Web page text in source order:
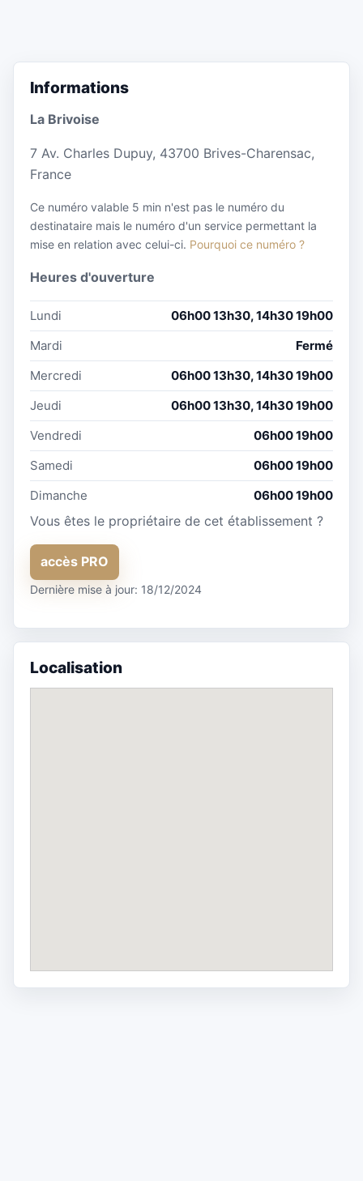
Informations
La Brivoise
7 Av. Charles Dupuy, 43700 Brives-Charensac,
France
Ce numéro valable 5 min n'est pas le numéro du
destinataire mais le numéro d'un service permettant la
mise en relation avec celui-ci. Pourquoi ce numéro ?
Heures d'ouverture
Lundi
06h00 13h30, 14h30 19h00
Mardi
Fermé
Mercredi
06h00 13h30, 14h30 19h00
Jeudi
06h00 13h30, 14h30 19h00
Vendredi
06h00 19h00
Samedi
06h00 19h00
Dimanche
06h00 19h00
Vous êtes le propriétaire de cet établissement ?
accès PRO
Dernière mise à jour: 18/12/2024
Localisation